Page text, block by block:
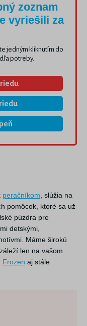
zoznam
vyriešili za
jedným kliknutím do
potreby.
peračníkom , slúžia na
pomôcok, ktoré sa už
púzdra pre
detskými,
Máme širokú
len na vašom
Frozen aj stále